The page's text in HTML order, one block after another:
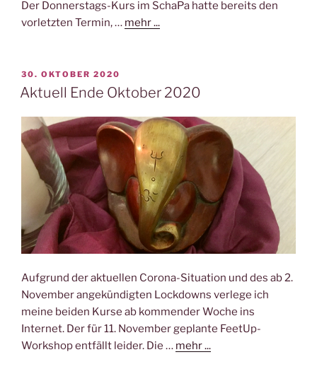
Der Donnerstags-Kurs im SchaPa hatte bereits den
vorletzten Termin, … mehr ...
VERÖFFENTLICHT
AM
30. OKTOBER 2020
Aktuell Ende Oktober 2020
Aufgrund der aktuellen Corona-Situation und des ab 2.
November angekündigten Lockdowns verlege ich
meine beiden Kurse ab kommender Woche ins
Internet. Der für 11. November geplante FeetUp-
Workshop entfällt leider. Die … mehr ...